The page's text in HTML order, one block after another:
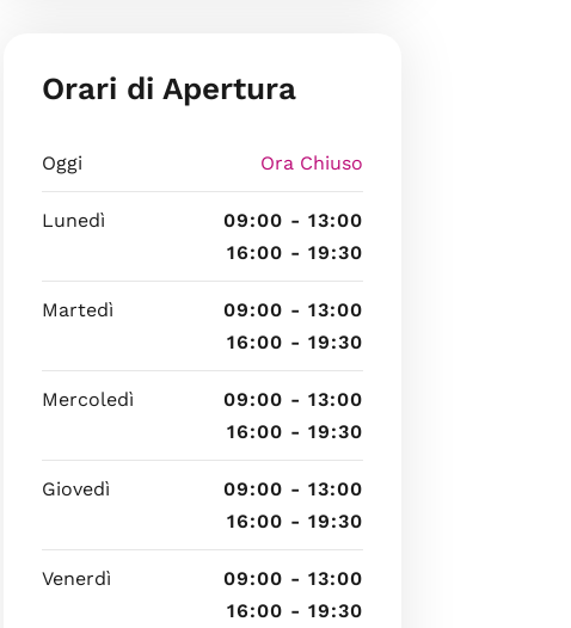
Orari di Apertura
Oggi Ora Chiuso
Lunedì
09:00 - 13:00
16:00 - 19:30
Martedì
09:00 - 13:00
16:00 - 19:30
Mercoledì
09:00 - 13:00
16:00 - 19:30
Giovedì
09:00 - 13:00
16:00 - 19:30
Venerdì
09:00 - 13:00
16:00 - 19:30